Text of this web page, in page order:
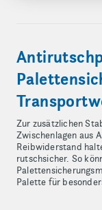
Zur zusätzlichen
Zwischenlagen aus
Reibwiderstand
rutschsicher. So
Palette für